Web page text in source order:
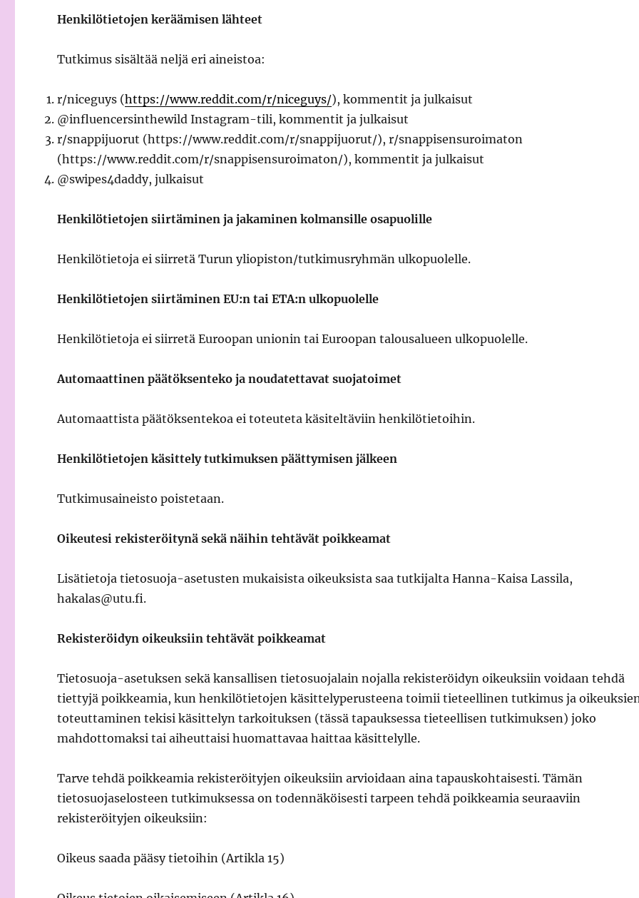
Henkilötietojen keräämisen lähteet
Tutkimus sisältää neljä eri aineistoa:
r/niceguys (https://www.reddit.com/r/niceguys/), kommentit ja julkaisut
@influencersinthewild Instagram-tili, kommentit ja julkaisut
r/snappijuorut (https://www.reddit.com/r/snappijuorut/), r/snappisensuroimaton
(https://www.reddit.com/r/snappisensuroimaton/), kommentit ja julkaisut
@swipes4daddy, julkaisut
Henkilötietojen siirtäminen ja jakaminen kolmansille osapuolille
Henkilötietoja ei siirretä Turun yliopiston/tutkimusryhmän ulkopuolelle.
Henkilötietojen siirtäminen EU:n tai ETA:n ulkopuolelle
Henkilötietoja ei siirretä Euroopan unionin tai Euroopan talousalueen ulkopuolelle.
Automaattinen päätöksenteko ja noudatettavat suojatoimet
Automaattista päätöksentekoa ei toteuteta käsiteltäviin henkilötietoihin.
Henkilötietojen käsittely tutkimuksen päättymisen jälkeen
Tutkimusaineisto poistetaan.
Oikeutesi rekisteröitynä sekä näihin tehtävät poikkeamat
Lisätietoja tietosuoja-asetusten mukaisista oikeuksista saa tutkijalta Hanna-Kaisa Lassila,
hakalas@utu.fi.
Rekisteröidyn oikeuksiin tehtävät poikkeamat
Tietosuoja-asetuksen sekä kansallisen tietosuojalain nojalla rekisteröidyn oikeuksiin voidaan tehdä
tiettyjä poikkeamia, kun henkilötietojen käsittelyperusteena toimii tieteellinen tutkimus ja
toteuttaminen tekisi käsittelyn tarkoituksen (tässä tapauksessa tieteellisen tutkimuksen) joko
mahdottomaksi tai aiheuttaisi huomattavaa haittaa käsittelylle.
Tarve tehdä poikkeamia rekisteröityjen oikeuksiin arvioidaan aina tapauskohtaisesti. Tämän
tietosuojaselosteen tutkimuksessa on todennäköisesti tarpeen tehdä poikkeamia seuraaviin
rekisteröityjen oikeuksiin:
Oikeus saada pääsy tietoihin (Artikla 15)